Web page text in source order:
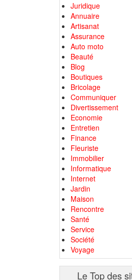
Juridique
Annuaire
Artisanat
Assurance
Auto moto
Beauté
Blog
Boutiques
Bricolage
Communiquer
Divertissement
Economie
Entretien
Finance
Fleuriste
Immobilier
Informatique
Internet
Jardin
Maison
Rencontre
Santé
Service
Société
Voyage
Le Top des